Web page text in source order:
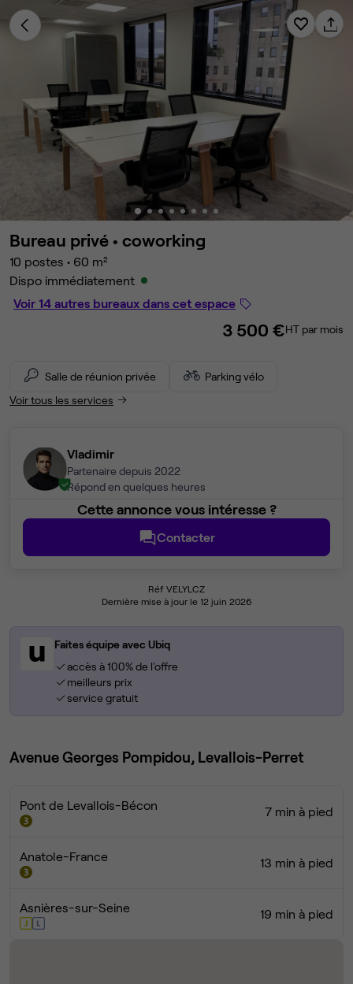
Bureau privé • coworking
10 postes • 60 m²
Dispo immédiatement
Voir 14 autres bureaux dans cet espace
3 500 €HT par mois
Salle de réunion privée
Parking vélo
Voir tous les services
Vladimir
Partenaire depuis 2022
Répond en quelques heures
Cette annonce vous intéresse ?
Contacter
Réf VELYLCZ
Dernière mise à jour le 12 juin 2026
Faites équipe avec Ubiq
accès à 100% de l'offre
meilleurs prix
service gratuit
Avenue Georges Pompidou, Levallois-Perret
Pont de Levallois-Bécon 7 min à pied
Anatole-France 13 min à pied
Asnières-sur-Seine 19 min à pied